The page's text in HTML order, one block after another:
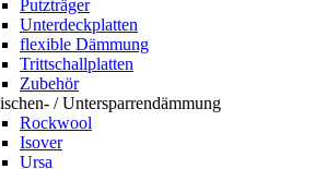
Putzträger
Unterdeckplatten
flexible Dämmung
Trittschallplatten
Zubehör
/ Untersparrendämmung
Rockwool
Isover
Ursa